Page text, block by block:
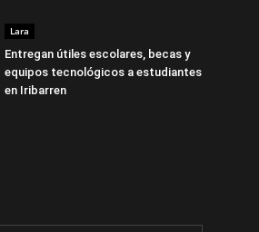
Lara
Entregan útiles escolares, becas y
equipos tecnológicos a estudiantes
en Iribarren